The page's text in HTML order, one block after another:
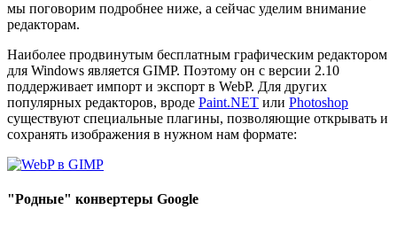
мы поговорим подробнее ниже, а сейчас уделим внимание
редакторам.
Наиболее продвинутым бесплатным графическим редактором
для Windows является GIMP. Поэтому он с версии 2.10
поддерживает импорт и экспорт в WebP. Для других
популярных редакторов, вроде Paint.NET или Photoshop
существуют специальные плагины, позволяющие открывать и
сохранять изображения в нужном нам формате:
"Родные" конвертеры Google